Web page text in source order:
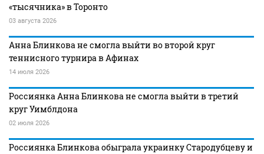
«тысячника» в Торонто
03 августа 2026
Анна Блинкова не смогла выйти во второй круг
теннисного турнира в Афинах
14 июля 2026
Россиянка Анна Блинкова не смогла выйти в третий
круг Уимблдона
02 июля 2026
Россиянка Блинкова обыграла украинку Стародубцеву и